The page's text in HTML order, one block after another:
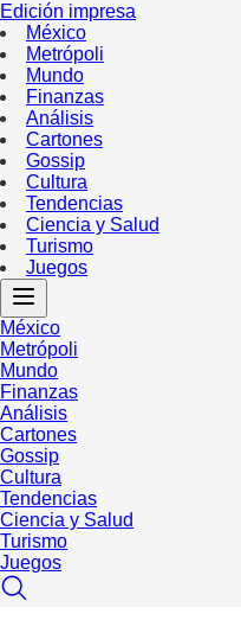
Edición impresa
México
Metrópoli
Mundo
Finanzas
Análisis
Cartones
Gossip
Cultura
Tendencias
Ciencia y Salud
Turismo
Juegos
México
Metrópoli
Mundo
Finanzas
Análisis
Cartones
Gossip
Cultura
Tendencias
Ciencia y Salud
Turismo
Juegos